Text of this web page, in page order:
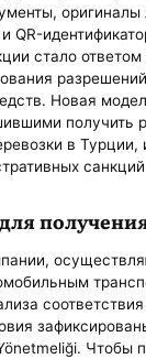
оригиналы
QR-
стало
Новая
получить
в Турции,
Чтобы